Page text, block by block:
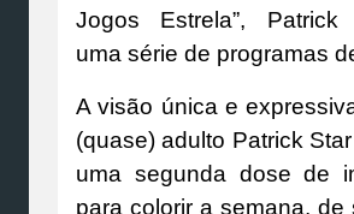
Jogos Estrela”, Patrick
uma série de programas
A visão única e
(quase) adulto Patrick
uma segunda dose de
para colorir a semana, de